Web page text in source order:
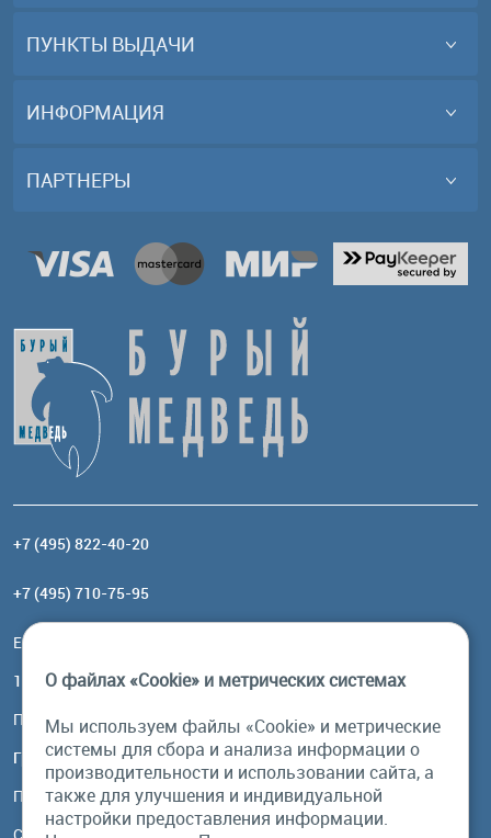
ПУНКТЫ ВЫДАЧИ
ИНФОРМАЦИЯ
ПАРТНЕРЫ
+7 (495) 822-40-20
+7 (495) 710-75-95
Email:
117485, Москва, ул. Профсоюзная, 84/32, корп 1
Посмотреть на карте
График работы
Пн-Пт: с 10:00 до 18:00
О файлах «Cookie» и метрических системах
Мы используем файлы «Cookie» и метрические
системы для сбора и анализа информации о
производительности и использовании сайта, а
также для улучшения и индивидуальной
настройки предоставления информации.